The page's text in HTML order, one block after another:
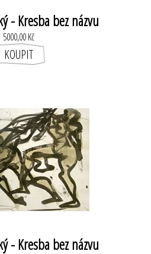
- Kresba bez názvu
5000,00 Kč
- Kresba bez názvu